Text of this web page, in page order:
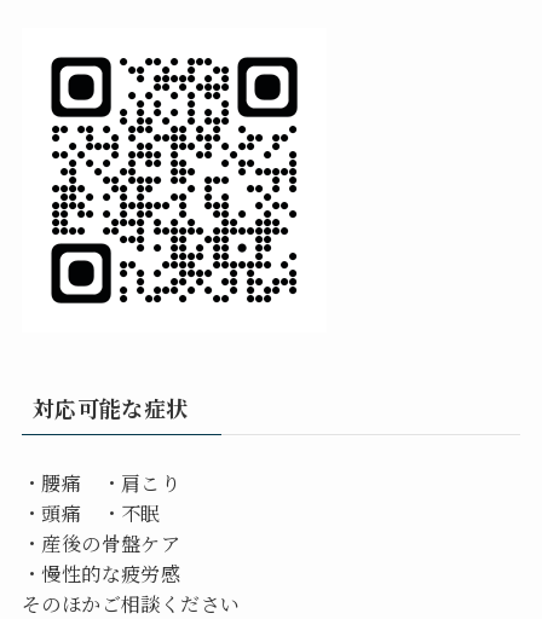
対応可能な症状
・腰痛 ・肩こり
・頭痛 ・不眠
・産後の骨盤ケア
・慢性的な疲労感
そのほかご相談ください